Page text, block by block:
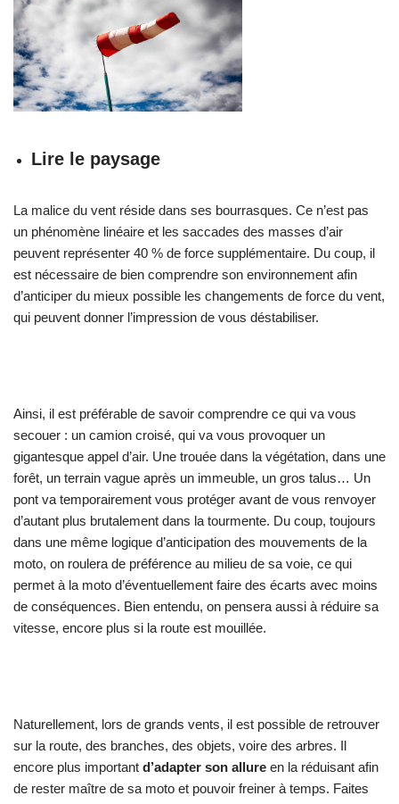
Lire le paysage
La malice du vent réside dans ses bourrasques. Ce n’est pas
un phénomène linéaire et les saccades des masses d’air
peuvent représenter 40 % de force supplémentaire. Du coup, il
est nécessaire de bien comprendre son environnement afin
d’anticiper du mieux possible les changements de force du vent,
qui peuvent donner l’impression de vous déstabiliser.
Ainsi, il est préférable de savoir comprendre ce qui va vous
secouer : un camion croisé, qui va vous provoquer un
gigantesque appel d’air. Une trouée dans la végétation, dans une
forêt, un terrain vague après un immeuble, un gros talus… Un
pont va temporairement vous protéger avant de vous renvoyer
d’autant plus brutalement dans la tourmente. Du coup, toujours
dans une même logique d’anticipation des mouvements de la
moto, on roulera de préférence au milieu de sa voie, ce qui
permet à la moto d’éventuellement faire des écarts avec moins
de conséquences. Bien entendu, on pensera aussi à réduire sa
vitesse, encore plus si la route est mouillée.
Naturellement, lors de grands vents, il est possible de retrouver
sur la route, des branches, des objets, voire des arbres. Il
encore plus important d’adapter son allure en la réduisant afin
de rester maître de sa moto et pouvoir freiner à temps. Faites